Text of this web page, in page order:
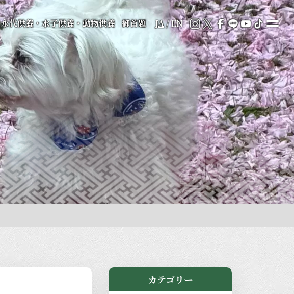
永代供養・水子供養・動物供養 御首題 JA/EN
カテゴリー